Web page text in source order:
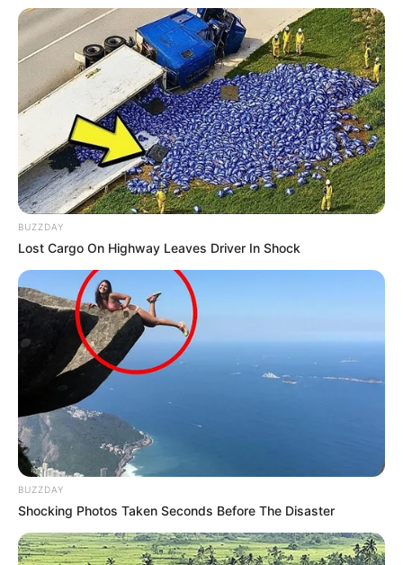
BUZZDAY
Lost Cargo On Highway Leaves Driver In Shock
BUZZDAY
Shocking Photos Taken Seconds Before The Disaster